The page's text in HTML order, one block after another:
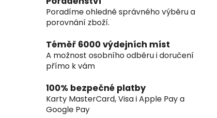
p
r
v
k
y
ý
p
i
Poradíme ohledně správného výběru a
porovnání zboží.
Téměř 6000 výdejních míst
A možnost osobního odběru i doručení
přímo k vám
100% bezpečné platby
Karty MasterCard, Visa i Apple Pay a
Google Pay